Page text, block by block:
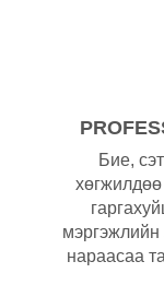
Бие,
мэргэжлийн
нараасаа